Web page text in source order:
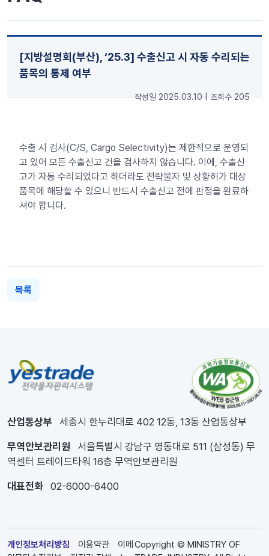
[지방설명회(부산), ‘25.3] 수출신고 시 자동 수리되는
품목의 통제 여부
작성일 2025.03.10 | 조회수 205
수출 시 검사(C/S, Cargo Selectivity)는 제한적으로 운영되
고 있어 모든 수출신고 건을 검사하지 않습니다. 이에, 수출신
고가 자동 수리되었다고 하더라도 전략물자 및 상황허가 대상
품목에 해당할 수 있으니 반드시 수출신고 전에 판정을 완료하
셔야 합니다.
목록
산업통상부 세종시 한누리대로 402 12동, 13동 산업통상부
무역안보관리원
서울특별시 강남구 영동대로 511 (삼성동) 무
역센터 트레이드타워 16층 무역안보관리원
대표전화 02-6000-6400
개인정보처리방침 이용약관
이메 Copyright © MINISTRY OF